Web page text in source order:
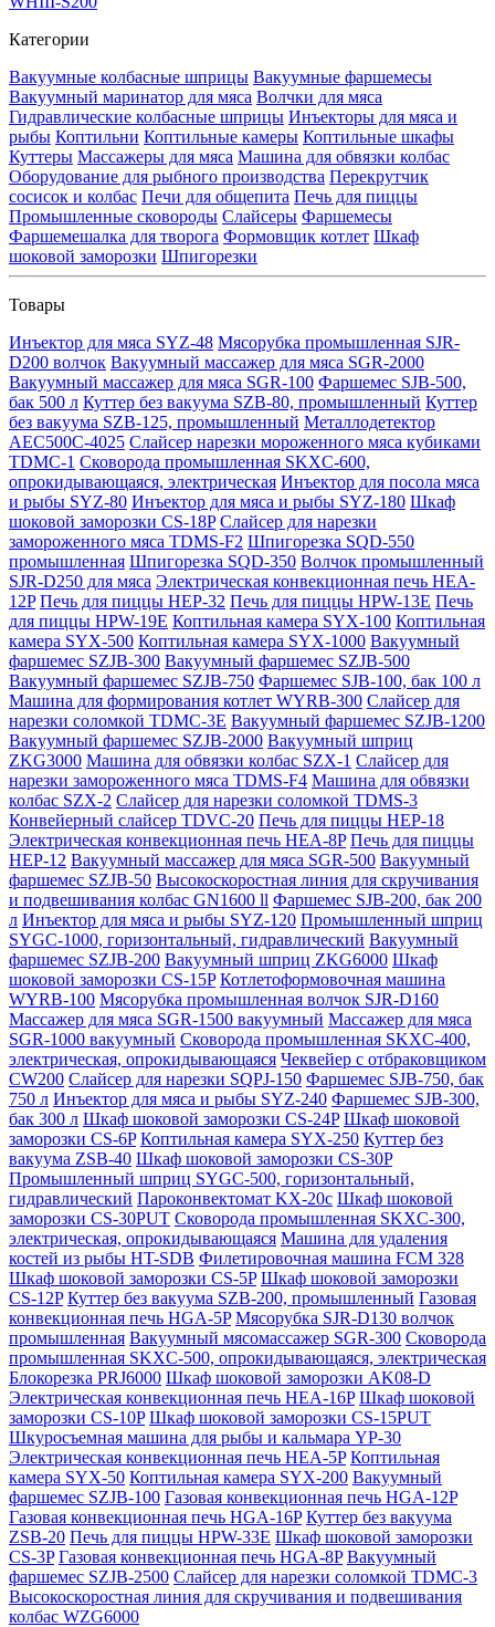
Категории
Вакуумные колбасные шприцы Вакуумные фаршемесы
Вакуумный маринатор для мяса Волчки для мяса
Гидравлические колбасные шприцы Инъекторы для мяса и
рыбы Коптильни Коптильные камеры Коптильные шкафы
Куттеры Массажеры для мяса Машина для обвязки колбас
Оборудование для рыбного производства Перекрутчик
сосисок и колбас Печи для общепита Печь для пиццы
Промышленные сковороды Слайсеры Фаршемесы
Фаршемешалка для творога Формовщик котлет Шкаф
шоковой заморозки Шпигорезки
Товары
Инъектор для мяса SYZ-48 Мясорубка промышленная SJR-
D200 волчок Вакуумный массажер для мяса SGR-2000
Вакуумный массажер для мяса SGR-100 Фаршемес SJB-500,
бак 500 л Куттер без вакуума SZB-80, промышленный Куттер
без вакуума SZB-125, промышленный Металлодетектор
AEC500C-4025 Слайсер нарезки мороженного мяса кубиками
TDMC-1 Сковорода промышленная SKXC-600,
опрокидывающаяся, электрическая Инъектор для посола мяса
и рыбы SYZ-80 Инъектор для мяса и рыбы SYZ-180 Шкаф
шоковой заморозки CS-18P Слайсер для нарезки
замороженного мяса TDMS-F2 Шпигорезка SQD-550
промышленная Шпигорезка SQD-350 Волчок промышленный
SJR-D250 для мяса Электрическая конвекционная печь HEA-
12P Печь для пиццы HEP-32 Печь для пиццы HPW-13E Печь
для пиццы HPW-19E Коптильная камера SYX-100 Коптильная
камера SYX-500 Коптильная камера SYX-1000 Вакуумный
фаршемес SZJB-300 Вакуумный фаршемес SZJB-500
Вакуумный фаршемес SZJB-750 Фаршемес SJB-100, бак 100 л
Машина для формирования котлет WYRB-300 Слайсер для
нарезки соломкой TDMC-3E Вакуумный фаршемес SZJB-1200
Вакуумный фаршемес SZJB-2000 Вакуумный шприц
ZKG3000 Машина для обвязки колбас SZX-1 Слайсер для
нарезки замороженного мяса TDMS-F4 Машина для обвязки
колбас SZX-2 Слайсер для нарезки соломкой TDMS-3
Конвейерный слайсер TDVC-20 Печь для пиццы HEP-18
Электрическая конвекционная печь HEA-8P Печь для пиццы
HEP-12 Вакуумный массажер для мяса SGR-500 Вакуумный
фаршемес SZJB-50 Высокоскоростная линия для скручивания
и подвешивания колбас GN1600 ll Фаршемес SJB-200, бак 200
л Инъектор для мяса и рыбы SYZ-120 Промышленный шприц
SYGC-1000, горизонтальный, гидравлический Вакуумный
фаршемес SZJB-200 Вакуумный шприц ZKG6000 Шкаф
шоковой заморозки CS-15P Котлетоформовочная машина
WYRB-100 Мясорубка промышленная волчок SJR-D160
Массажер для мяса SGR-1500 вакуумный Массажер для мяса
SGR-1000 вакуумный Сковорода промышленная SKXC-400,
электрическая, опрокидывающаяся Чеквейер с отбраковщиком
CW200 Слайсер для нарезки SQPJ-150 Фаршемес SJB-750, бак
750 л Инъектор для мяса и рыбы SYZ-240 Фаршемес SJB-300,
бак 300 л Шкаф шоковой заморозки CS-24P Шкаф шоковой
заморозки CS-6P Коптильная камера SYX-250 Куттер без
вакуума ZSB-40 Шкаф шоковой заморозки CS-30P
Промышленный шприц SYGC-500, горизонтальный,
гидравлический Пароконвектомат KX-20c Шкаф шоковой
заморозки CS-30PUT Сковорода промышленная SKXC-300,
электрическая, опрокидывающаяся Машина для удаления
костей из рыбы HT-SDB Филетировочная машина FCM 328
Шкаф шоковой заморозки CS-5P Шкаф шоковой заморозки
CS-12P Куттер без вакуума SZB-200, промышленный Газовая
конвекционная печь HGA-5P Мясорубка SJR-D130 волчок
промышленная Вакуумный мясомассажер SGR-300 Сковорода
промышленная SKXC-500, опрокидывающаяся, электрическая
Блокорезка PRJ6000 Шкаф шоковой заморозки AK08-D
Электрическая конвекционная печь HEA-16P Шкаф шоковой
заморозки CS-10P Шкаф шоковой заморозки CS-15PUT
Шкуросъемная машина для рыбы и кальмара YP-30
Электрическая конвекционная печь HEA-5P Коптильная
камера SYX-50 Коптильная камера SYX-200 Вакуумный
фаршемес SZJB-100 Газовая конвекционная печь HGA-12P
Газовая конвекционная печь HGA-16P Куттер без вакуума
ZSB-20 Печь для пиццы HPW-33E Шкаф шоковой заморозки
CS-3P Газовая конвекционная печь HGA-8P Вакуумный
фаршемес SZJB-2500 Слайсер для нарезки соломкой TDMC-3
Высокоскоростная линия для скручивания и подвешивания
колбас WZG6000